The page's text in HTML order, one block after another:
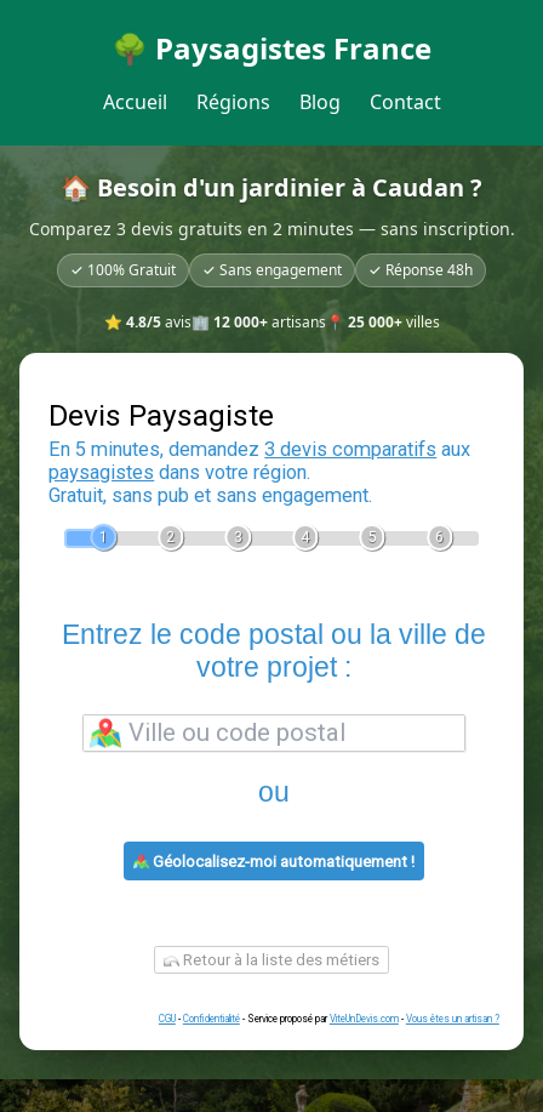
🌳 Paysagistes France
Accueil Régions Blog Contact
🏠 Besoin d'un jardinier à Caudan ?
Comparez 3 devis gratuits en 2 minutes — sans inscription.
✓ 100% Gratuit ✓ Sans engagement ✓ Réponse 48h
⭐ 4.8/5avis🏢 12 000+artisans📍 25 000+villes
Devis Paysagiste
En 5 minutes, demandez3 devis comparatifs
votre projet :
ou
Géolocalisez-moi automatiquement !